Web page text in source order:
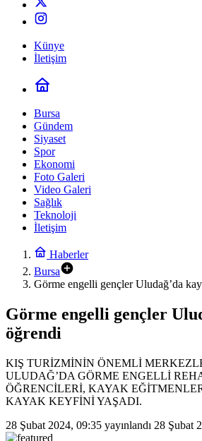
Künye
İletişim
Bursa
Gündem
Siyaset
Spor
Ekonomi
Foto Galeri
Video Galeri
Sağlık
Teknoloji
İletişim
Haberler
Bursa
Görme engelli gençler Uludağ’da
Görme engelli gençler
öğrendi
KIŞ TURİZMİNİN ÖNEMLİ
ULUDAĞ’DA GÖRME ENGELLİ
ÖĞRENCİLERİ, KAYAK
KAYAK KEYFİNİ YAŞADI.
28 Şubat 2024, 09:35 yayınlandı 28 Şubat